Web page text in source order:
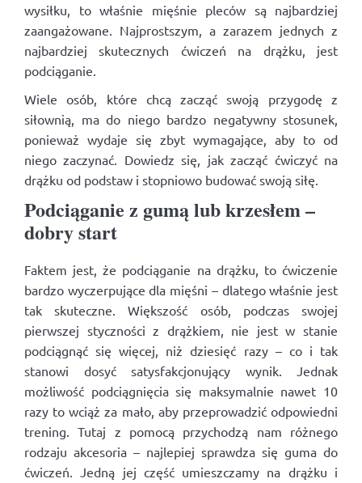
wysiłku, to właśnie mięśnie pleców są najbardziej
zaangażowane. Najprostszym, a zarazem jednych z
najbardziej skutecznych ćwiczeń na drążku, jest
podciąganie.
Wiele osób, które chcą zacząć swoją przygodę z
siłownią, ma do niego bardzo negatywny stosunek,
ponieważ wydaje się zbyt wymagające, aby to od
niego zaczynać. Dowiedz się, jak zacząć ćwiczyć na
drążku od podstaw i stopniowo budować swoją siłę.
Podciąganie z gumą lub krzesłem –
dobry start
Faktem jest, że podciąganie na drążku, to ćwiczenie
bardzo wyczerpujące dla mięśni – dlatego właśnie jest
tak skuteczne. Większość osób, podczas swojej
pierwszej styczności z drążkiem, nie jest w stanie
podciągnąć się więcej, niż dziesięć razy – co i tak
stanowi dosyć satysfakcjonujący wynik. Jednak
możliwość podciągnięcia się maksymalnie nawet 10
razy to wciąż za mało, aby przeprowadzić odpowiedni
trening. Tutaj z pomocą przychodzą nam różnego
rodzaju akcesoria – najlepiej sprawdza się guma do
ćwiczeń. Jedną jej część umieszczamy na drążku i